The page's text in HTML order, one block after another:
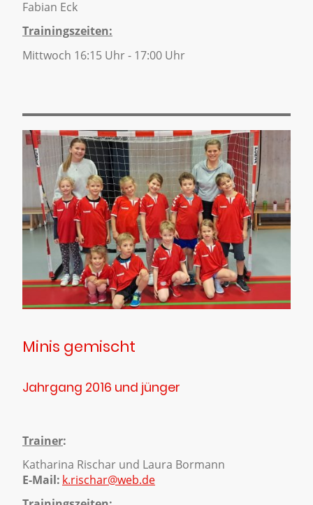
Fabian Eck
Trainingszeiten:
Mittwoch 16:15 Uhr - 17:00 Uhr
Minis gemischt
Jahrgang 2016 und jünger
Trainer:
Katharina Rischar und Laura Bormann
E-Mail: k.rischar@web.de